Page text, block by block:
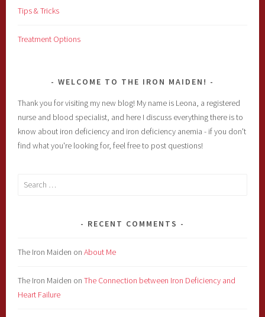
Tips & Tricks
Treatment Options
WELCOME TO THE IRON MAIDEN!
Thank you for visiting my new blog! My name is Leona, a registered
nurse and blood specialist, and here I discuss everything there is to
know about iron deficiency and iron deficiency anemia - if you don't
find what you're looking for, feel free to post questions!
Search
RECENT COMMENTS
The Iron Maiden onAbout Me
The Iron Maiden onThe Connection between Iron Deficiency and
Heart Failure